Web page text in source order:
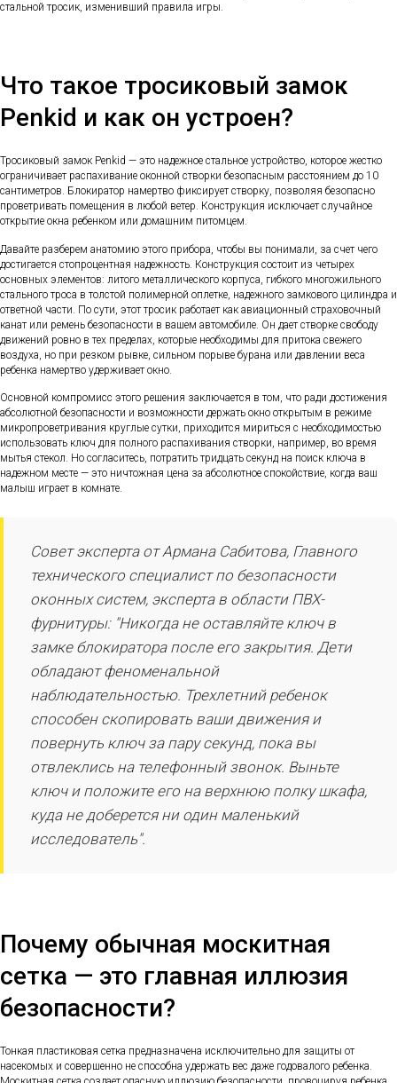
стальной тросик, изменивший правила игры.
Что такое тросиковый замок
Penkid и как он устроен?
Тросиковый замок Penkid — это надежное стальное устройство, которое жестко
ограничивает распахивание оконной створки безопасным расстоянием до 10
сантиметров. Блокиратор намертво фиксирует створку, позволяя безопасно
проветривать помещения в любой ветер. Конструкция исключает случайное
открытие окна ребенком или домашним питомцем.
Давайте разберем анатомию этого прибора, чтобы вы понимали, за счет чего
достигается стопроцентная надежность. Конструкция состоит из четырех
основных элементов: литого металлического корпуса, гибкого многожильного
стального троса в толстой полимерной оплетке, надежного замкового цилиндра и
ответной части. По сути, этот тросик работает как авиационный страховочный
канат или ремень безопасности в вашем автомобиле. Он дает створке свободу
движений ровно в тех пределах, которые необходимы для притока свежего
воздуха, но при резком рывке, сильном порыве бурана или давлении веса
ребенка намертво удерживает окно.
Основной компромисс этого решения заключается в том, что ради достижения
абсолютной безопасности и возможности держать окно открытым в режиме
микропроветривания круглые сутки, приходится мириться с необходимостью
использовать ключ для полного распахивания створки, например, во время
мытья стекол. Но согласитесь, потратить тридцать секунд на поиск ключа в
надежном месте — это ничтожная цена за абсолютное спокойствие, когда ваш
малыш играет в комнате.
Совет эксперта от Армана Сабитова, Главного
технического специалист по безопасности
оконных систем, эксперта в области ПВХ-
фурнитуры: "Никогда не оставляйте ключ в
замке блокиратора после его закрытия. Дети
обладают феноменальной
наблюдательностью. Трехлетний ребенок
способен скопировать ваши движения и
повернуть ключ за пару секунд, пока вы
отвлеклись на телефонный звонок. Выньте
ключ и положите его на верхнюю полку шкафа,
куда не доберется ни один маленький
исследователь".
Почему обычная москитная
сетка — это главная иллюзия
безопасности?
Тонкая пластиковая сетка предназначена исключительно для защиты от
насекомых и совершенно не способна удержать вес даже годовалого ребенка.